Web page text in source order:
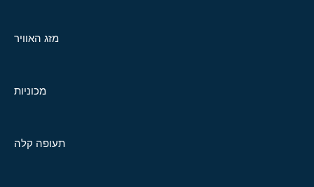
מזג האוויר
מכוניות
תעופה קלה